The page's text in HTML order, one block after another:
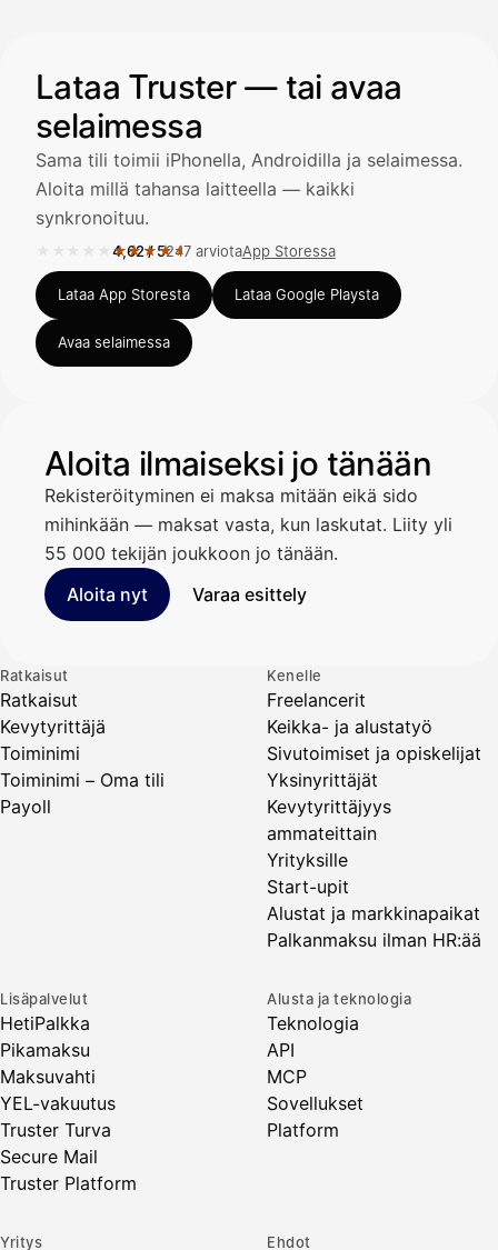
Kirjoita viesti…
Lataa Truster — tai avaa
selaimessa
Sama tili toimii iPhonella, Androidilla ja selaimessa.
Aloita millä tahansa laitteella — kaikki
synkronoituu.
★★★★★
Arvosana 4,62 / 5 App Storessa, 247 arviota.
4,62/5247 arviotaApp Storessa
Lataa App Storesta Lataa Google Playsta
Avaa selaimessa
Aloita ilmaiseksi jo tänään
Rekisteröityminen ei maksa mitään eikä sido
mihinkään — maksat vasta, kun laskutat. Liity yli
55 000 tekijän joukkoon jo tänään.
Aloita nyt
Varaa esittely
Ratkaisut
Ratkaisut
Kevytyrittäjä
Toiminimi
Toiminimi – Oma tili
Payoll
Kenelle
Freelancerit
Keikka- ja alustatyö
Sivutoimiset ja opiskelijat
Yksinyrittäjät
Kevytyrittäjyys
ammateittain
Yrityksille
Start-upit
Alustat ja markkinapaikat
Palkanmaksu ilman HR:ää
Lisäpalvelut
HetiPalkka
Pikamaksu
Maksuvahti
YEL-vakuutus
Truster Turva
Secure Mail
Truster Platform
Alusta ja teknologia
Teknologia
API
MCP
Sovellukset
Platform
Yritys Ehdot